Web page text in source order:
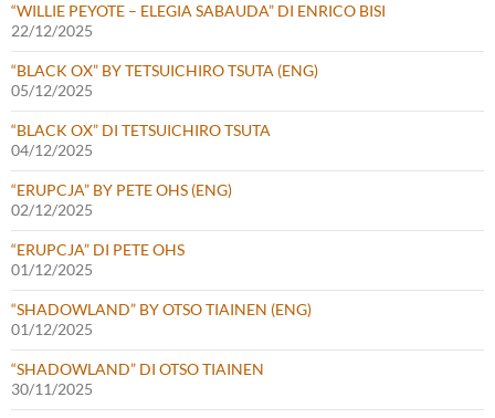
“WILLIE PEYOTE – ELEGIA SABAUDA” DI ENRICO BISI
22/12/2025
“BLACK OX” BY TETSUICHIRO TSUTA (ENG)
05/12/2025
“BLACK OX” DI TETSUICHIRO TSUTA
04/12/2025
“ERUPCJA” BY PETE OHS (ENG)
02/12/2025
“ERUPCJA” DI PETE OHS
01/12/2025
“SHADOWLAND” BY OTSO TIAINEN (ENG)
01/12/2025
“SHADOWLAND” DI OTSO TIAINEN
30/11/2025